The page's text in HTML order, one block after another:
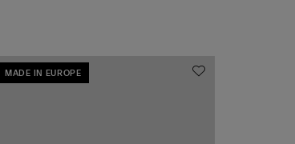
MADE IN EUROPE